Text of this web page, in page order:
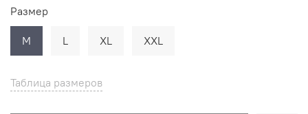
Таблица размеров
Размер
M L XL XXL